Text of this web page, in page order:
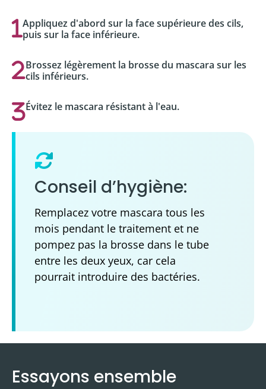
Appliquez d'abord sur la face supérieure des cils,
puis sur la face inférieure.
Brossez légèrement la brosse du mascara sur les
cils inférieurs.
Évitez le mascara résistant à l'eau.
Conseil d’hygiène:
Remplacez votre mascara tous les
mois pendant le traitement et ne
pompez pas la brosse dans le tube
entre les deux yeux, car cela
pourrait introduire des bactéries.
Essayons ensemble